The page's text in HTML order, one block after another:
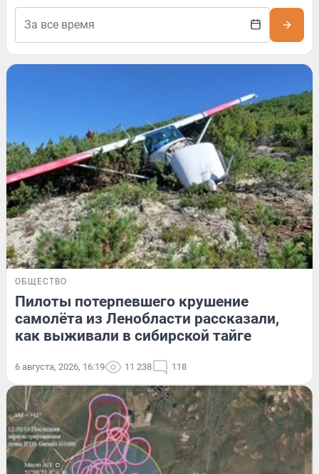
ОБЩЕСТВО
Пилоты потерпевшего крушение
самолёта из Ленобласти рассказали,
как выживали в сибирской тайге
6 августа, 2026, 16:19 11 238 118